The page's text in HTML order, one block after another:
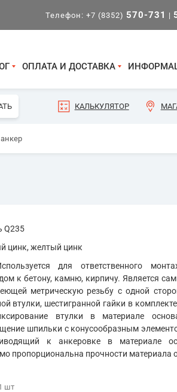
Телефон: +7 (8352) 570-731 |
ОПЛАТА И ДОСТАВКА
КАЛЬКУЛЯТОР
Q235
цинк, желтый цинк
для ответственного
к бетону, камню, кирпичу. Является
метрическую резьбу с одной
втулки, шестигранной гайки в
втулки в материале
шпильки с конусообразным
к анкеровке в материале
пропорциональна прочности материала
шт